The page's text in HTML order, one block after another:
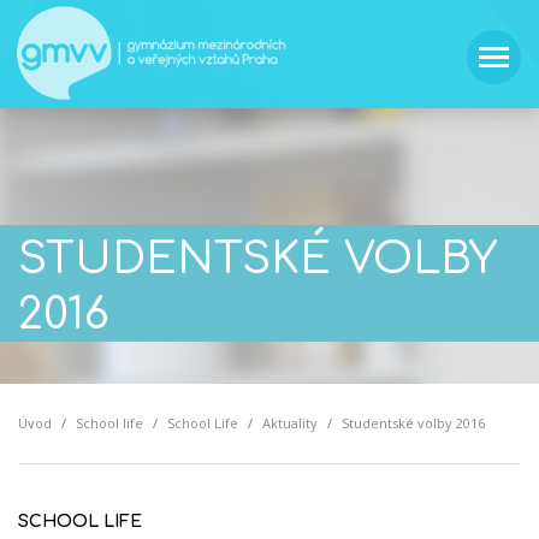
STUDENTSKÉ VOLBY
2016
Úvod School life School Life Aktuality Studentské volby 2016
SCHOOL LIFE